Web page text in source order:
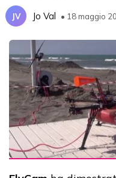
JV Jo Val • 18 maggio